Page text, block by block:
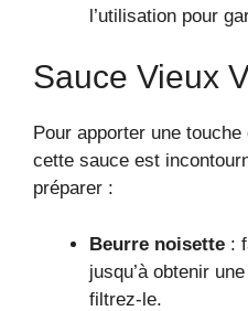
l’utilisation pour
Sauce Vieux
Pour apporter une
cette sauce est
préparer :
Beurre noisette :
jusqu’à obtenir
filtrez-le.